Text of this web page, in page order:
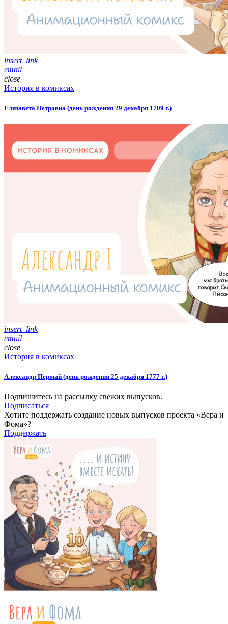
insert_link
email
close
История в комиксах
Елизавета Петровна (день рождения 29 декабря 1709 г.)
insert_link
email
close
История в комиксах
Александр Первый (день рождения 25 декабря 1777 г.)
Подпишитесь на рассылку свежих выпусков.
Подписаться
Хотите поддержать создание новых выпусков проекта «Вера и
Фома»?
Поддержать